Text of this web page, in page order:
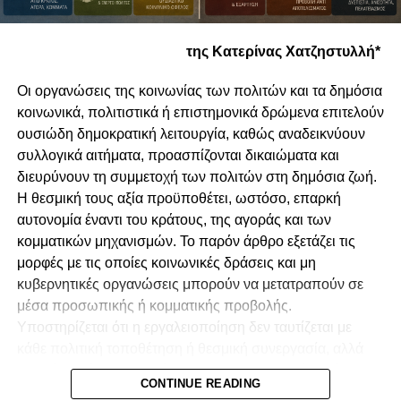
στάση των VIP, με τον Τραμπ και τον Μασκ να
Ο λόγος του αντιπροέδρουΤζ. Ντ. Βανςχαρακτηρίστηκε
ταυτόχρονα εξομολογητικός και πολιτικός, δίνοντας
έμφαση στην χριστιανική πίστη που διακρίνονταν στον
δολοφονημένο Κερκ, με πιθανό βλέμμα στην προεδρική
κούρσα του 2028, όπως επισημαίνει τοGuardian.
RELATED TOPICS:
UP NEXT
Σφοδρή κριτική του Ερντογάν στο Ισραήλ από το
βήμα του ΟΗΕ – Αιφνίδια διακοπή του
«Παρμενίων» με σενάριο φύλαξης του πλοίου
της Κατερίνας Χατζηστυλλή*
Οι οργανώσεις της κοινωνίας των πολιτών και τα δημόσια
κοινωνικά, πολιτιστικά ή επιστημονικά δρώμενα επιτελούν
ουσιώδη δημοκρατική λειτουργία, καθώς αναδεικνύουν
συλλογικά αιτήματα, προασπίζονται δικαιώματα και
διευρύνουν τη συμμετοχή των πολιτών στη δημόσια ζωή.
Η θεσμική τους αξία προϋποθέτει, ωστόσο, επαρκή
αυτονομία έναντι του κράτους, της αγοράς και των
κομματικών μηχανισμών. Το παρόν άρθρο εξετάζει τις
μορφές με τις οποίες κοινωνικές δράσεις και μη
κυβερνητικές οργανώσεις μπορούν να μετατραπούν σε
μέσα προσωπικής ή κομματικής προβολής.
Υποστηρίζεται ότι η εργαλειοποίηση δεν ταυτίζεται με
προκύπτει όταν αποκρύπτονται οι πραγματικές σχέσεις
διοργάνωσης, χρηματοδότησης, ελέγχου και
CONTINUE READING